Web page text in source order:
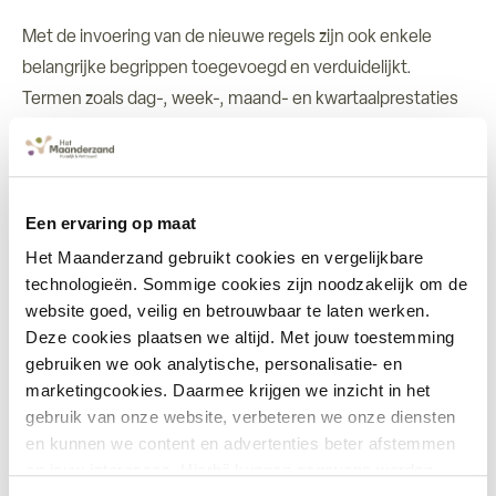
Een ervaring op maat
Het Maanderzand gebruikt cookies en vergelijkbare
technologieën. Sommige cookies zijn noodzakelijk om de
website goed, veilig en betrouwbaar te laten werken.
Deze cookies plaatsen we altijd. Met jouw toestemming
gebruiken we ook analytische, personalisatie- en
marketingcookies. Daarmee krijgen we inzicht in het
gebruik van onze website, verbeteren we onze diensten
en kunnen we content en advertenties beter afstemmen
Met de invoering van de nieuwe regels zijn ook enkele
belangrijke begrippen toegevoegd en verduidelijkt.
Termen zoals dag-, week-, maand- en kwartaalprestaties
zorgaanbieders precies weten waar ze aan toe zijn bij het
maakt het proces voor iedereen een stuk eenvoudiger en
transparanter. Voor onze zorgverleners bij Het
Maanderzand betekent dit dat zij sneller en makkelijker hun
administratieve taken kunnen voltooien, waardoor er meer
tijd overblijft om zich volledig te richten op het verlenen
van kwalitatieve en persoonlijke zorg.
Conclusie